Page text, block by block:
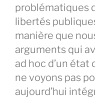
problématiques
libertés
manière que
arguments qui
ad hoc d’un état
ne voyons pas
aujourd’hui